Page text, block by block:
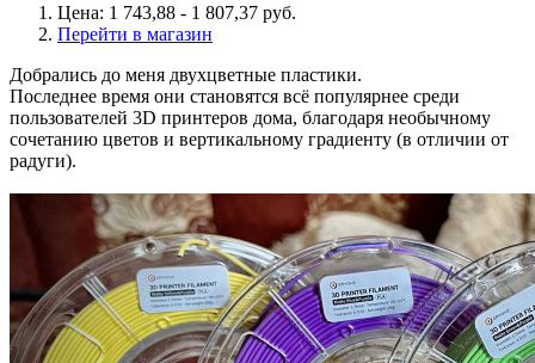
Цена: 1 743,88 - 1 807,37 руб.
Перейти в магазин
Добрались до меня двухцветные пластики.
Последнее время они становятся всё популярнее среди
пользователей 3D принтеров дома, благодаря необычному
сочетанию цветов и вертикальному градиенту (в отличии от
радуги).